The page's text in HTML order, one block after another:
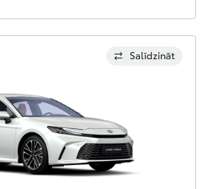
Salīdzināt